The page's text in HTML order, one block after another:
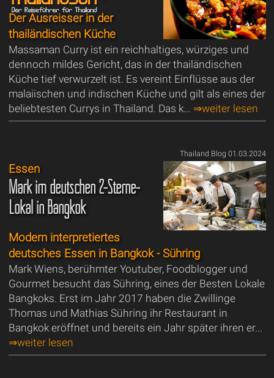
Der Ausreisser in der
thailändischen Küche
Massaman Curry ist ein reichhaltiges, würziges und
dennoch mildes Gericht, das in der thailändischen
Küche tief verwurzelt ist. Es vereint Einflüsse aus der
malaiischen und indischen Küche und gilt als eines der
beliebtesten Currys in Thailand. Das k... ⇒weiter lesen
Thailand Blog 01.03.2024
Essen
Mark im deutschen 2-Sterne-
Lokal in Bangkok
Modern interpretiertes
deutsches Essen in Bangkok - Sühring
Mark Wiens, berühmter Youtuber, Foodblogger und
Gourmet besucht das Sühring, eines der Besten Lokale
Bangkoks. Erst im Jahr 2017 haben die Zwillinge
Thomas und Mathias Sühring ihr Restaurant in
Bangkok eröffnet und bereits ein Jahr später ihren er...
⇒weiter lesen